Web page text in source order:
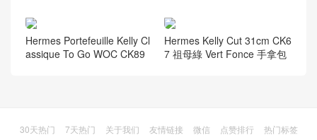
Hermes Portefeuille Kelly Cl
assique To Go WOC CK89
Hermes Kelly Cut 31cm CK6
7 祖母綠 Vert Fonce 手拿包
30天热门 7天热门 关于我们 友情链接 微信 点赞排行 热门标签